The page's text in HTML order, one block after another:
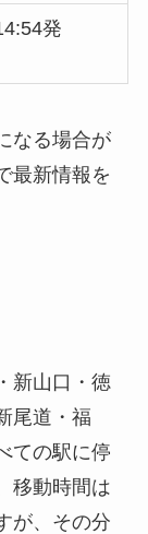
発
なる場合が
最新情報を
新山口・徳
尾道・福
ての駅に停
移動時間は
が、その分